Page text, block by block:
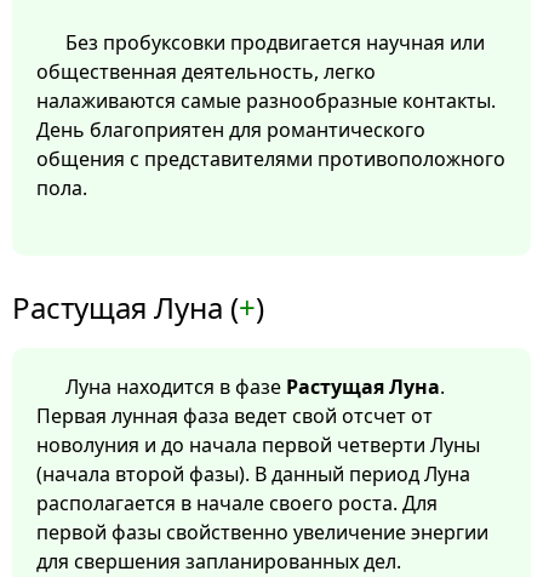
Без пробуксовки продвигается научная или
общественная деятельность, легко
налаживаются самые разнообразные контакты.
День благоприятен для романтического
общения с представителями противоположного
пола.
Растущая Луна (+)
Луна находится в фазе Растущая Луна.
Первая лунная фаза ведет свой отсчет от
новолуния и до начала первой четверти Луны
(начала второй фазы). В данный период Луна
располагается в начале своего роста. Для
первой фазы свойственно увеличение энергии
для свершения запланированных дел.